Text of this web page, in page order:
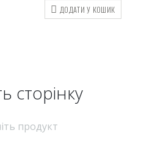
ДОДАТИ У КОШИК
cторінку
продукт